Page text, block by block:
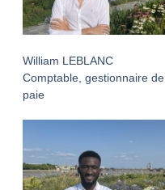
William LEBLANC
Comptable, gestionnaire de
paie